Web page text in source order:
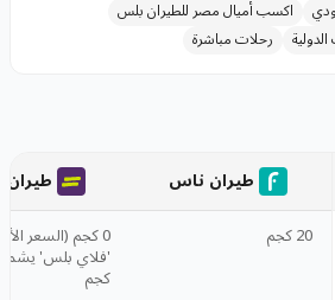
اكسب أميال مصر للطيران بلس
رحلات مباشرة
طيران ناس طيران
20 كجم
0 كجم (السعر
كجم